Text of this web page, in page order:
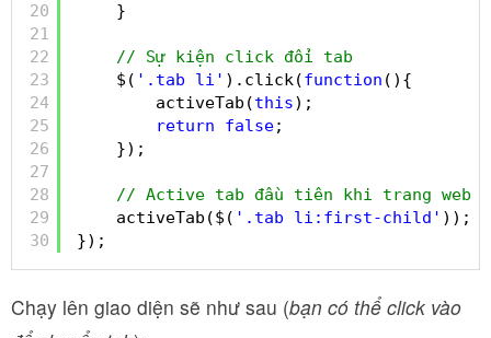
20
21
22
23
24
25
26
27
28
29
30
}
// Sự kiện click đổi tab
$( '.tab li' ).click(function (){
activeTab(this);
return
false;
});
// Active tab đầu tiên khi trang web
activeTab($( '.tab li:first-child' ));
});
Chạy lên giao diện sẽ như sau (bạn có thể click vào